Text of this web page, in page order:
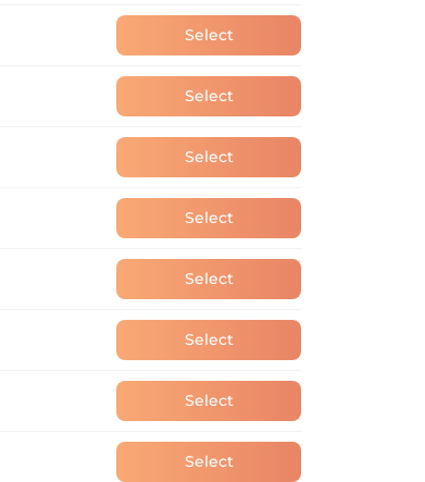
Select
Select
Select
Select
Select
Select
Select
Select